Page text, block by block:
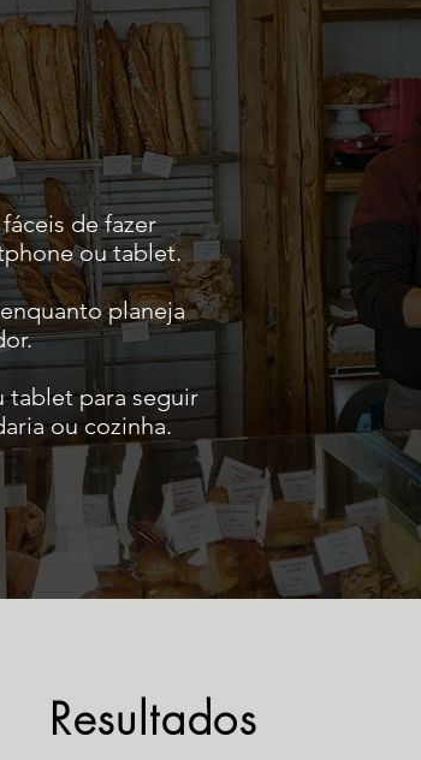
de fazer
ou tablet.
planeja
tablet para seguir
ou cozinha.
Resultados